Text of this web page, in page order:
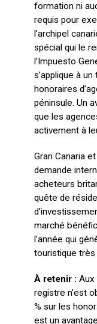
formation ni
requis pour
l’archipel
spécial qui le
l’Impuesto
s’applique à
honoraires
péninsule. Un
que les
activement à
Gran Canaria
demande
acheteurs
quête de
marché
l’année qui
touristique très
À retenir : Aux
registre n’est
% sur les
est un